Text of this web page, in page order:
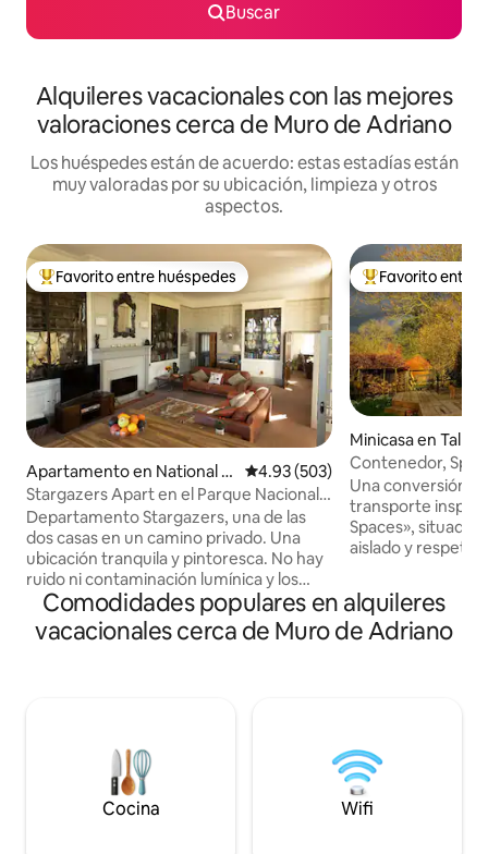
Buscar
Alquileres vacacionales con las mejores
valoraciones cerca de Muro de Adriano
Los huéspedes están de acuerdo: estas estadías están
muy valoradas por su ubicación, limpieza y otros
aspectos.
Favorito entre huéspedes preferido
Favorito entre huéspedes
Apartamento en National P
ark
Calificación promedio: 4.93 de
4.93 (503)
Stargazers Apart en el Parque Nacional
de Northumberland
Departamento Stargazers, una de las
dos casas en un camino privado. Una
ubicación tranquila y pintoresca. No hay
ruido ni contaminación lumínica y los
cielos más oscuros de Europa. Disfruta
de todo el último piso con salón/cocina
de planta abierta y librerías históricas.
atrio de vidrio con vistas increíbles.
Terraza privada para observar las
huéspedes Jardín compartido. Se
Favorito entre
Favorito entre
Minicasa en Talkin
Contenedor,
Una conversión
transporte
Spaces», situada
aislado y
contenedor está
pintoresco
un acogedor pub
del Norte y el
de parada
desde Escocia.
Comodidades populares en alquileres
vacacionales cerca de Muro de Adriano
Cocina Wifi